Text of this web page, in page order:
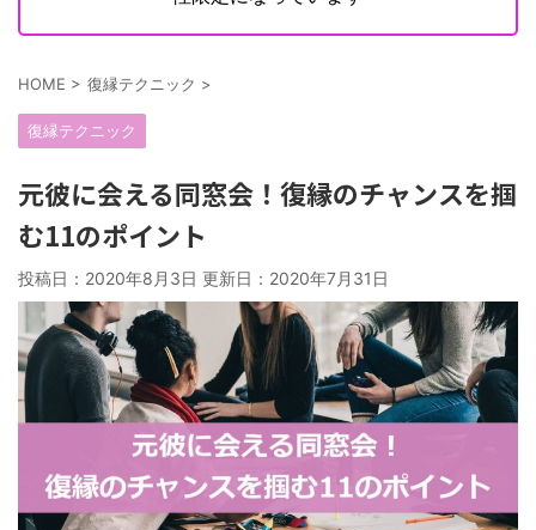
HOME > 復縁テクニック >
復縁テクニック
元彼に会える同窓会！復縁のチャンスを掴
む11のポイント
投稿日：2020年8月3日 更新日： 2020年7月31日